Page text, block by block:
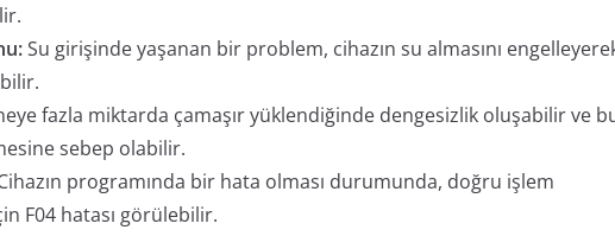
Su girişinde yaşanan bir problem, cihazın su almasını
fazla miktarda çamaşır yüklendiğinde dengesizlik oluşabilir ve
sebep olabilir.
programında bir hata olması durumunda, doğru işlem
F04 hatası görülebilir.